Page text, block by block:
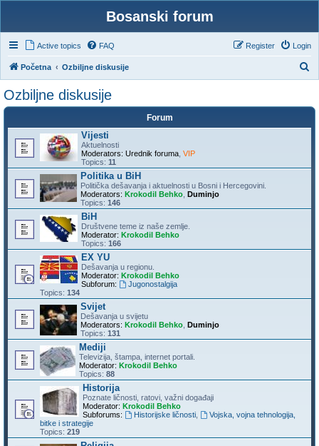
Bosanski forum
Active topics FAQ Login
Register
Početna Ozbiljne diskusije
Ozbiljne diskusije
Forum
Vijesti
Aktuelnosti
Moderators: Urednik foruma VIP
Topics: 11
Politika u BiH
Politička dešavanja i aktuelnosti u Bosni i Hercegovini.
Moderators: Krokodil Behko Duminjo
Topics: 146
BiH
Društvene teme iz naše zemlje.
Moderator: Krokodil Behko
Topics: 166
EX YU
Dešavanja u regionu.
Moderator: Krokodil Behko
Subforum:
Jugonostalgija
Topics: 134
Svijet
Dešavanja u svijetu
Moderators: Krokodil Behko Duminjo
Topics: 131
Mediji
Televizija, štampa, internet portali.
Moderator: Krokodil Behko
Topics: 88
Historija
Poznate ličnosti, ratovi, važni događaji
Moderator: Krokodil Behko
Subforums:
Historijske ličnosti,
Vojska, vojna tehnologija,
bitke i strategije
Topics: 219